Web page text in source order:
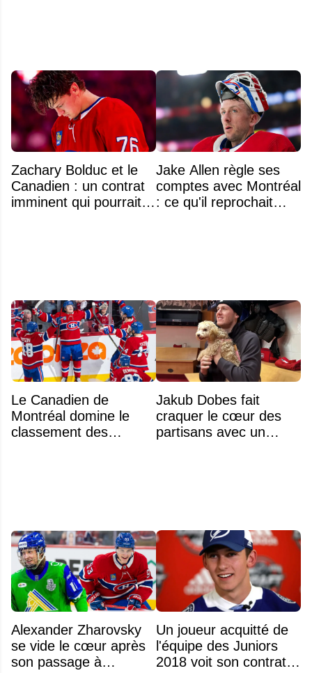
Zachary Bolduc et le
Canadien : un contrat
imminent qui pourrait
Jake Allen règle ses
comptes avec Montréal
: ce qu'il reprochait
Le Canadien de
Montréal domine le
classement des
Jakub Dobes fait
craquer le cœur des
partisans avec un
Alexander Zharovsky
se vide le cœur après
son passage à
Un joueur acquitté de
l'équipe des Juniors
2018 voit son contrat